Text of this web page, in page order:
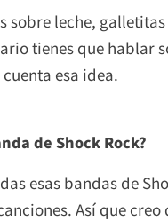
leche,
tienes que
esa idea.
de Shock Rock?
esas bandas de
Así que